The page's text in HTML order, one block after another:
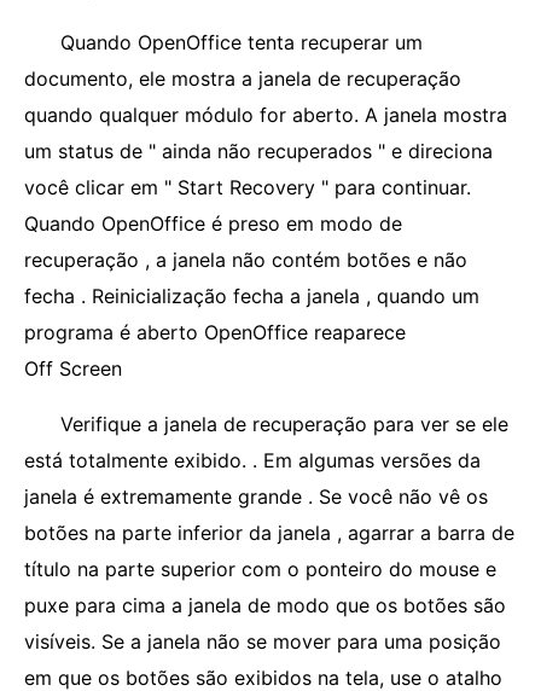
Quando OpenOffice tenta recuperar um
documento, ele mostra a janela de recuperação
quando qualquer módulo for aberto. A janela mostra
um status de " ainda não recuperados " e direciona
você clicar em " Start Recovery " para continuar.
Quando OpenOffice é preso em modo de
recuperação , a janela não contém botões e não
fecha . Reinicialização fecha a janela , quando um
programa é aberto OpenOffice reaparece
Off Screen
Verifique a janela de recuperação para ver se ele
está totalmente exibido. . Em algumas versões da
janela é extremamente grande . Se você não vê os
botões na parte inferior da janela , agarrar a barra de
título na parte superior com o ponteiro do mouse e
puxe para cima a janela de modo que os botões são
visíveis. Se a janela não se mover para uma posição
em que os botões são exibidos na tela, use o atalho